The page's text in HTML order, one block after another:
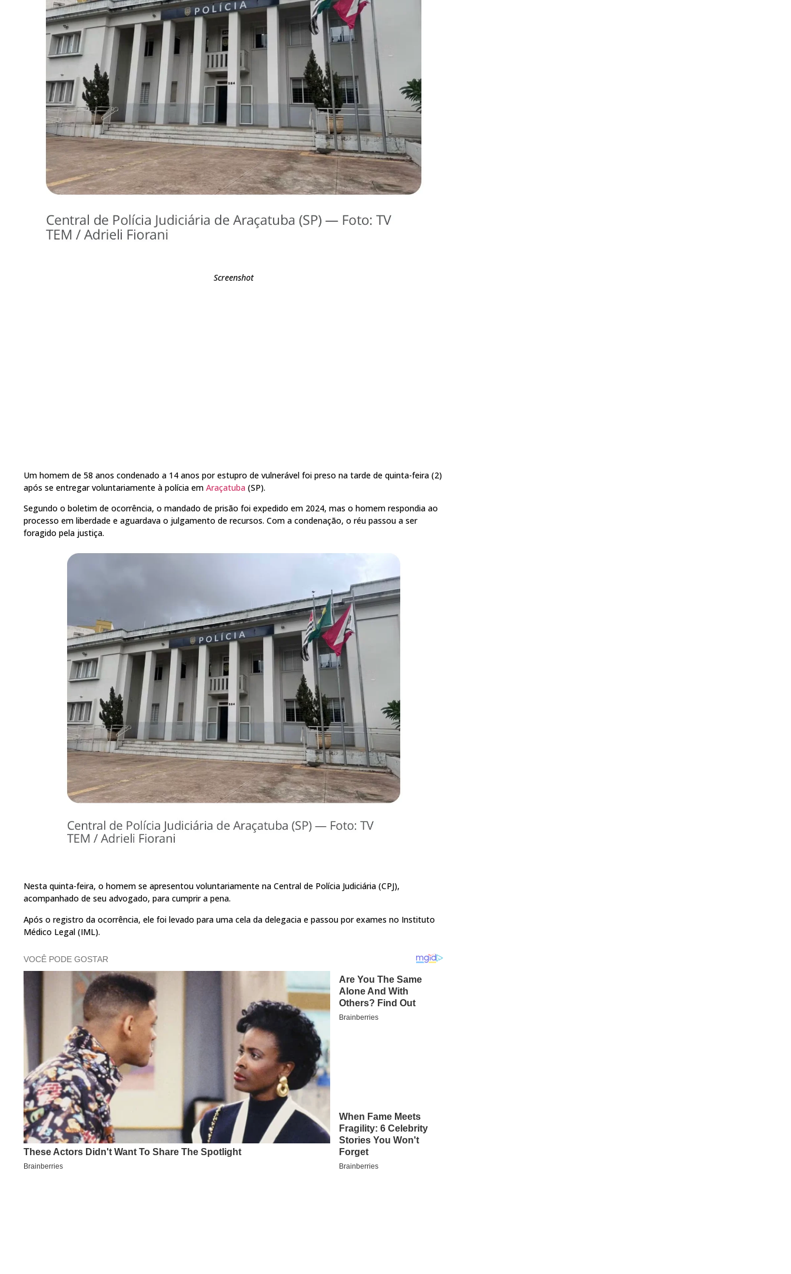
Screenshot
Um homem de 58 anos condenado a 14 anos por estupro de vulnerável foi preso na tarde de quinta-feira (2)
após se entregar voluntariamente à polícia em Araçatuba (SP).
Segundo o boletim de ocorrência, o mandado de prisão foi expedido em 2024, mas o homem respondia ao
processo em liberdade e aguardava o julgamento de recursos. Com a condenação, o réu passou a ser
foragido pela justiça.
Nesta quinta-feira, o homem se apresentou voluntariamente na Central de Polícia Judiciária (CPJ),
acompanhado de seu advogado, para cumprir a pena.
Após o registro da ocorrência, ele foi levado para uma cela da delegacia e passou por exames no Instituto
Médico Legal (IML).